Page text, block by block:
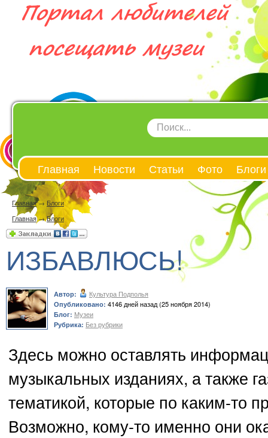
Главная Новости Статьи Фото Блоги
Главная→ Блоги
Главная→Блоги
ИЗБАВЛЮСЬ!
Автор: Культура Подполья
Опубликовано: 4146 дней назад (25 ноября 2014)
Блог: Музеи
Рубрика: Без рубрики
Здесь можно оставлять
музыкальных изданиях, а также
тематикой, которые по каким-то
Возможно, кому-то именно они